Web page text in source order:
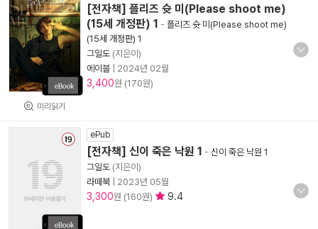
미리읽기
[전자책] 플리즈 슛 미(Please shoot me)
(15세 개정판) 1 - 플리즈 슛 미(Please shoot me)
(15세 개정판) 1
그일도 (지은이)
에이블
2024년 02월
3,400원 (170원)
ePub
[전자책] 신이 죽은 낙원 1 - 신이 죽은 낙원 1
그일도 (지은이)
라떼북
2023년 05월
3,300원 (160원) 9.4